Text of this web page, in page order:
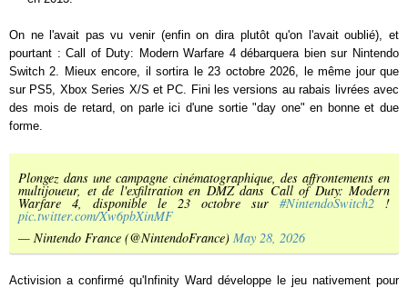
On ne l'avait pas vu venir (enfin on dira plutôt qu'on l'avait oublié), et
pourtant : Call of Duty: Modern Warfare 4 débarquera bien sur Nintendo
Switch 2. Mieux encore, il sortira le 23 octobre 2026, le même jour que
sur PS5, Xbox Series X/S et PC. Fini les versions au rabais livrées avec
des mois de retard, on parle ici d'une sortie "day one" en bonne et due
forme.
Plongez dans une campagne cinématographique, des affrontements en
multijoueur, et de l'exfiltration en DMZ dans Call of Duty: Modern
Warfare 4, disponible le 23 octobre sur #NintendoSwitch2 !
pic.twitter.com/Xw6pbXinMF
— Nintendo France (@NintendoFrance) May 28, 2026
Activision a confirmé qu'Infinity Ward développe le jeu nativement pour